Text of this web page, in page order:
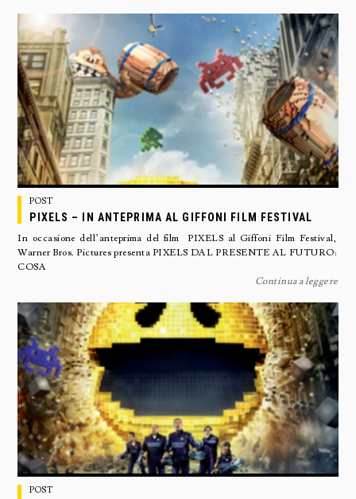
POST
PIXELS – IN ANTEPRIMA AL GIFFONI FILM FESTIVAL
In occasione dell’anteprima del film PIXELS al Giffoni Film Festival,
Warner Bros. Pictures presenta PIXELS DAL PRESENTE AL FUTURO:
COSA
Continua a leggere
POST